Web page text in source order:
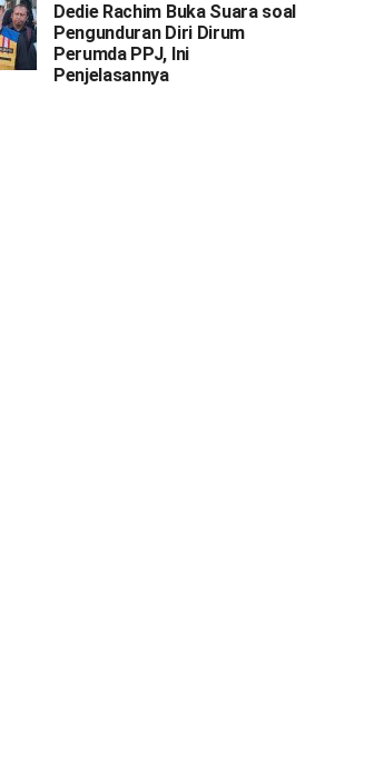
Dedie Rachim Buka Suara soal
Pengunduran Diri Dirum
Perumda PPJ, Ini
Penjelasannya